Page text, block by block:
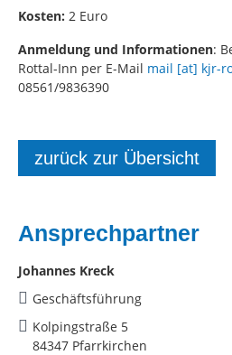
Kosten: 2 Euro
Anmeldung und Informationen:
Rottal-Inn per E-Mail mail [at] kjr-
08561/9836390
zurück zur Übersicht
Ansprechpartner
Johannes Kreck
Geschäftsführung
Kolpingstraße 5
84347 Pfarrkirchen